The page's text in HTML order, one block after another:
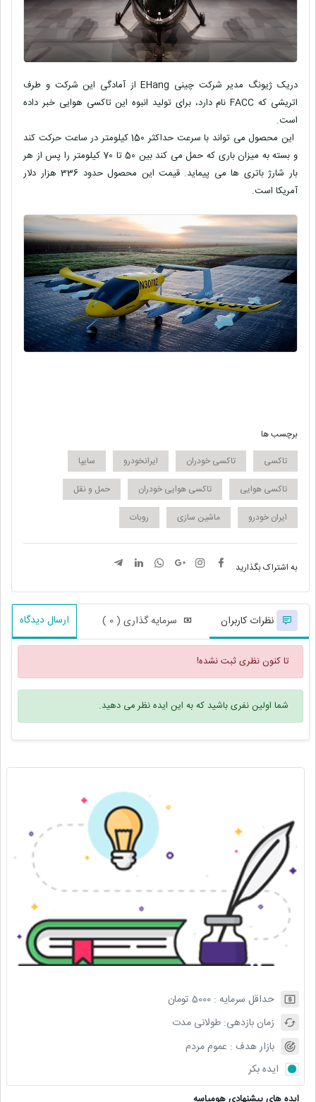
حداقل سرمایه :5000 تومان
زمان بازدهی:طولانی مدت
بازار هدف : عموم مردم
ایده بکر
دریک ژیونگ مدیر شرکت چینی EHang از آمادگی این شرکت و طرف
اتریشی که FACC نام دارد، برای تولید انبوه این تاکسی هوایی خبر داده
است.
این محصول می تواند با سرعت حداکثر 150 کیلومتر در ساعت حرکت کند
و بسته به میزان باری که حمل می کند بین 50 تا 70 کیلومتر را پس از هر
بار شارژ باتری ها می پیماید. قیمت این محصول حدود 336 هزار دلار
آمریکا است.
برچسب ها
تاکسی
تاکسی خودران ایرانخودرو
سایپا
تاکسی هوایی
تاکسی هوایی خودران
حمل و نقل
ایران خودرو
ماشین سازی روبات
به اشتراک بگذارید
نظرات کاربران سرمایه گذاری ( 0 ) ارسال دیدگاه
تا کنون نظری ثبت نشده!
شما اولین نفری باشید که به این ایده نظر می دهید.